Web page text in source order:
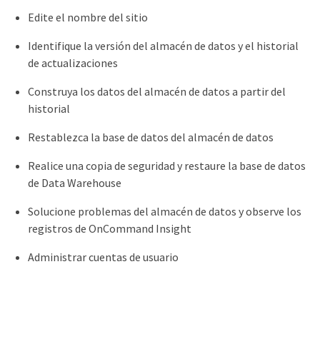
Edite el nombre del sitio
Identifique la versión del almacén de datos y el historial
de actualizaciones
Construya los datos del almacén de datos a partir del
historial
Restablezca la base de datos del almacén de datos
Realice una copia de seguridad y restaure la base de datos
de Data Warehouse
Solucione problemas del almacén de datos y observe los
registros de OnCommand Insight
Administrar cuentas de usuario